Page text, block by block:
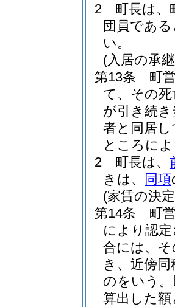
2
町長は、
団員であ
い。
(入居の承
第13条
町
て、その
が引き続
者と同居
ところに
2
町長は、
きは、
同項
(家賃の決
第14条
町
により認
合には、
き、近傍
のをいう
算出した